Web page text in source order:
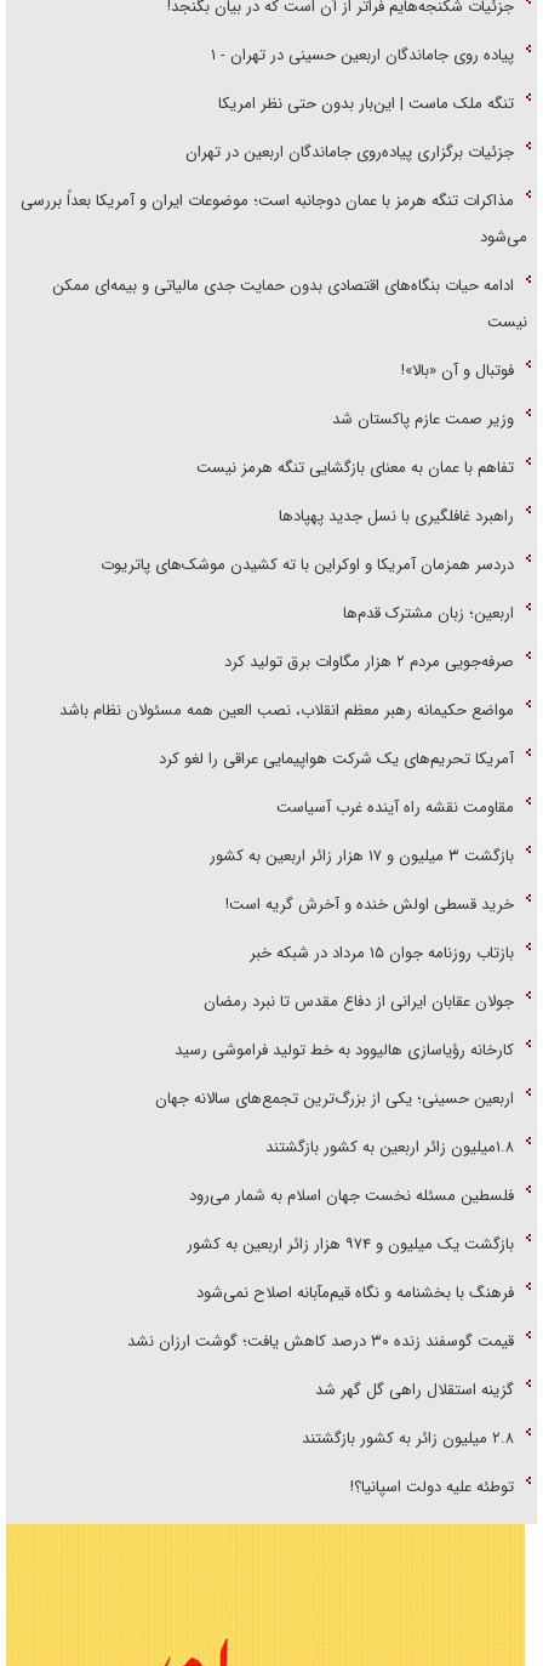
جزئیات شکنجه‌هایم فراتر از آن است که در بیان بگنجد!
پیاده روی جاماندگان اربعین حسینی در تهران - ۱
تنگه ملک ماست | این‌بار بدون حتی نظر امریکا
جزئیات برگزاری پیاده‌روی جاماندگان اربعین در تهران
مذاکرات تنگه هرمز با عمان دوجانبه است؛ موضوعات ایران و آمریکا بعداً بررسی
می‌شود
ادامه حیات بنگاه‌های اقتصادی بدون حمایت جدی مالیاتی و بیمه‌ای ممکن
نیست
فوتبال و آن «بالا»!
وزیر صمت عازم پاکستان شد
تفاهم با عمان به معنای بازگشایی تنگه هرمز نیست
راهبرد غافلگیری با نسل جدید پهپاد‌ها
دردسر همزمان آمریکا و اوکراین با ته کشیدن موشک‌های پاتریوت
اربعین؛ زبان مشترک قدم‌ها
صرفه‌جویی مردم ۲ هزار مگاوات برق تولید کرد
مواضع حکیمانه رهبر معظم انقلاب، نصب العین همه مسئولان نظام باشد
آمریکا تحریم‌های یک شرکت هواپیمایی عراقی را لغو کرد
مقاومت نقشه راه آینده غرب آسیاست
بازگشت ۳ میلیون و ۱۷ هزار زائر اربعین به کشور
خرید قسطی اولش خنده و آخرش گریه است!
بازتاب روزنامه جوان ۱۵ مرداد در شبکه خبر
جولان عقابان ایرانی از دفاع مقدس تا نبرد رمضان
کارخانه رؤیاسازی هالیوود به خط تولید فراموشی رسید
اربعین حسینی؛ یکی از بزرگ‌ترین تجمع‌های سالانه جهان
۱.۸میلیون زائر اربعین به کشور بازگشتند
فلسطین مسئله نخست جهان اسلام به شمار می‌رود
بازگشت یک میلیون و ۹۷۴ هزار زائر اربعین به کشور
فرهنگ با بخشنامه و نگاه قیم‌مآبانه اصلاح نمی‌شود
قیمت گوسفند زنده ۳۰ درصد کاهش یافت؛ گوشت ارزان نشد
گزینه استقلال راهی گل گهر شد
۲.۸ میلیون زائر به کشور بازگشتند
توطئه علیه دولت اسپانیا؟!